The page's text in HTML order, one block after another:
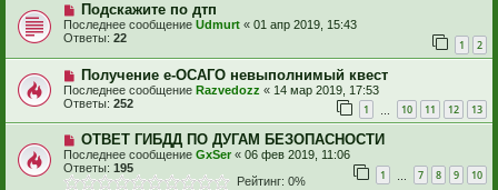
Подскажите по дтп
Последнее сообщение Udmurt « 01 апр 2019, 15:43
Ответы: 22 1 2
Получение е-ОСАГО невыполнимый квест
Последнее сообщение Razvedozz « 14 мар 2019, 17:53
Ответы: 252 1 10 11 12 13
ОТВЕТ ГИБДД ПО ДУГАМ БЕЗОПАСНОСТИ
Последнее сообщение GxSer « 06 фев 2019, 11:06
Ответы: 195 1 7 8 9 10
Рейтинг: 0%